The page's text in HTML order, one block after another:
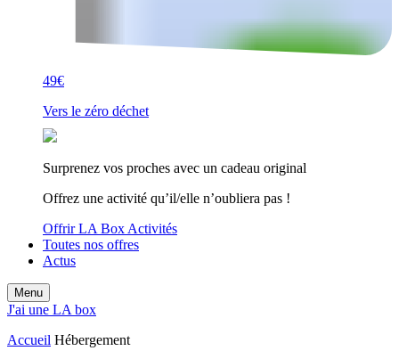
49€
Vers le zéro déchet
Surprenez vos proches avec un cadeau original
Offrez une activité qu’il/elle n’oubliera pas !
Offrir LA Box Activités
Toutes nos offres
Actus
Menu
J'ai une LA box
Accueil Hébergement